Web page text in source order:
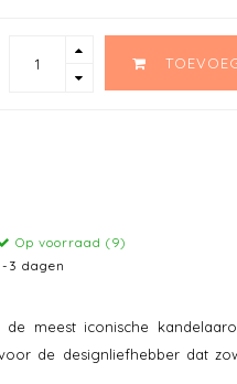
Op voorraad (9)
3 dagen
meest iconische
de designliefhebber dat